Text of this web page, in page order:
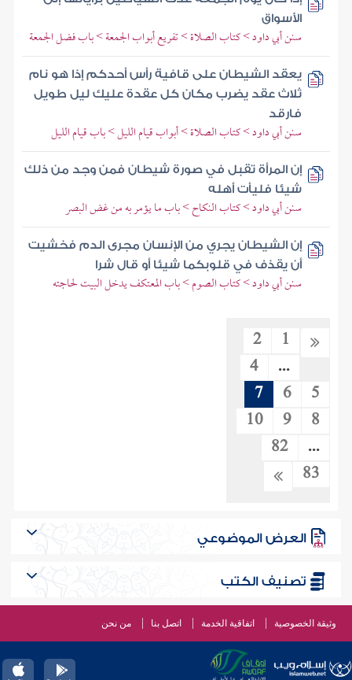
الأسواق
سنن أبي داود > كتاب الصلاة > تفريع أبواب الجمعة > باب فضل الجمعة
يعقد الشيطان على قافية رأس أحدكم إذا هو نام
ثلاث عقد يضرب مكان كل عقدة عليك ليل طويل
فارقد
سنن أبي داود > كتاب الصلاة > أبواب قيام الليل > باب قيام الليل
إن المرأة تقبل في صورة شيطان فمن وجد من ذلك
شيئا فليأت أهله
سنن أبي داود > كتاب النكاح > باب ما يؤمر به من غض البصر
إن الشيطان يجري من الإنسان مجرى الدم فخشيت
أن يقذف في قلوبكما شيئا أو قال شرا
سنن أبي داود > كتاب الصوم > باب المعتكف يدخل البيت لحاجته
1
2
...
4
5
6
7
8
9
10
...
82
83
العرض الموضوعي
تصنيف الكتب
وثيقة الخصوصية اتفاقية الخدمة اتصل بنا من نحن